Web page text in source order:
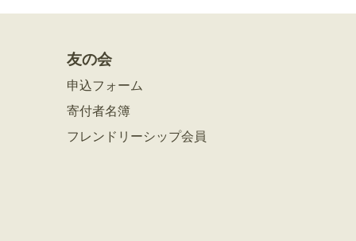
友の会
申込フォーム
寄付者名簿
フレンドリーシップ会員